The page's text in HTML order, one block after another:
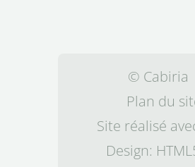
© Cabiria
Plan du
Site réalisé
Design: